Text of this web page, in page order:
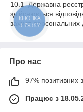
10.1. Державна
здійснюється
захист персональних
Про нас
97% позитивних з
Працює з
КНОПКА
ЗВ'ЯЗКУ